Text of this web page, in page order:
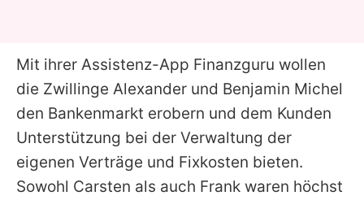
Mit ihrer Assistenz-App Finanzguru wollen
die Zwillinge Alexander und Benjamin Michel
den Bankenmarkt erobern und dem Kunden
Unterstützung bei der Verwaltung der
eigenen Verträge und Fixkosten bieten.
Sowohl Carsten als auch Frank waren höchst